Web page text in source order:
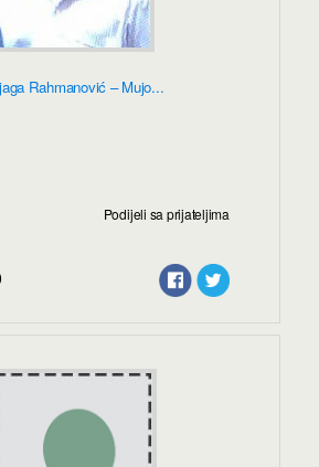
Rahmanović – Mujo...
Podijeli sa prijateljima